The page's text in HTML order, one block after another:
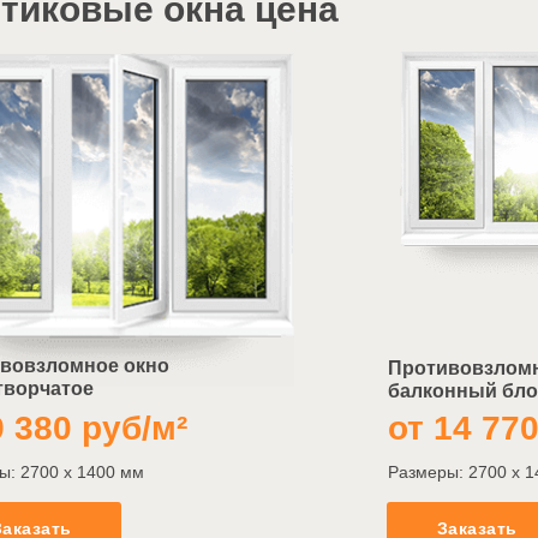
окна цена
окно
380 руб/м²
2700 х 1400 мм
балконный
от 14
Размеры: 2700 х
Заказать